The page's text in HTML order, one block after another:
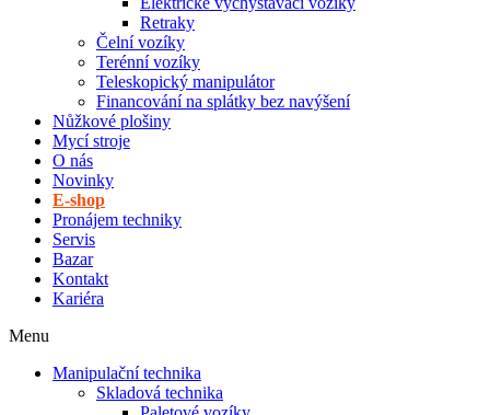
Retraky
Čelní vozíky
Terénní vozíky
Teleskopický manipulátor
Financování na splátky bez navýšení
Nůžkové plošiny
Mycí stroje
O nás
Novinky
E-shop
Pronájem techniky
Servis
Bazar
Kontakt
Kariéra
Menu
Manipulační technika
Skladová technika